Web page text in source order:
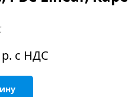
р. с НДС